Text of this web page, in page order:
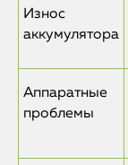
iMac
Mac Mini
О нас
Износ
аккумулятора
Аппаратные
проблемы